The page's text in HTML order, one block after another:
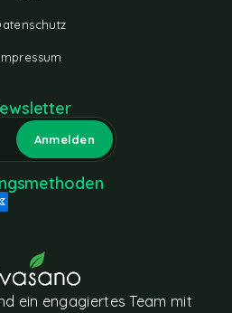
ein engagiertes Team mit